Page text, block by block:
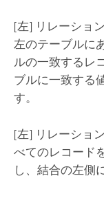
[左] リレーショ
左のテーブルに
ルの一致するレ
ブルに一致する
す。
[左] リレーショ
べてのレコード
し、結合の左側